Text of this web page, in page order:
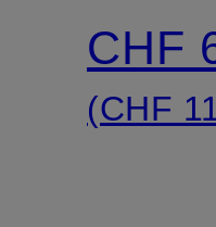
CHF
(CHF